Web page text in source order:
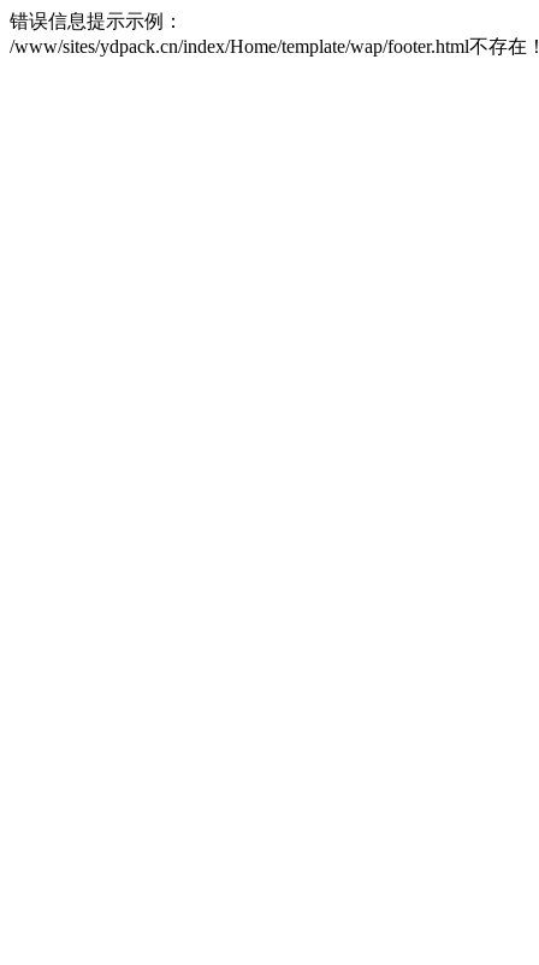
错误信息提示示例：
/www/sites/ydpack.cn/index/Home/template/wap/footer.html不存在